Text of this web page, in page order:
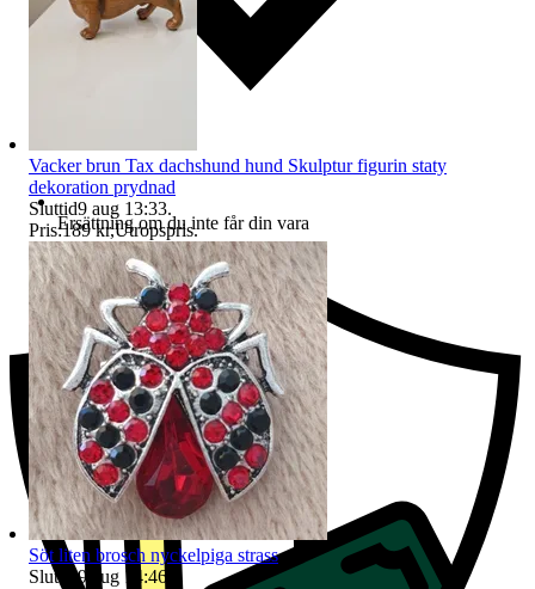
Ersättning om du inte får din vara
Vacker brun Tax dachshund hund Skulptur figurin staty
dekoration prydnad
Sluttid9 aug 13:33.
Pris:189 kr,Utropspris.
Söt liten brosch nyckelpiga strass
Sluttid9 aug 14:46